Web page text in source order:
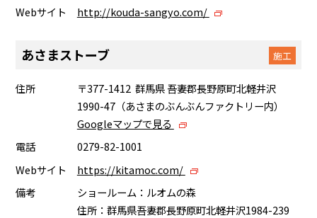
Webサイト
http://kouda-sangyo.com/
あさまストーブ 施工
住所
〒377-1412 群馬県 吾妻郡長野原町北軽井沢
1990-47（あさまのぶんぶんファクトリー内）
Googleマップで見る
電話
0279-82-1001
Webサイト
https://kitamoc.com/
備考
ショールーム：ルオムの森
住所：群馬県吾妻郡長野原町北軽井沢1984-239